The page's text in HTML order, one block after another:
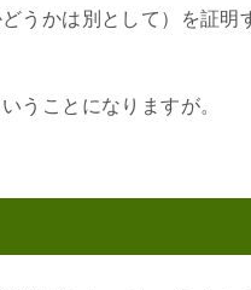
うかは別として）を証明
うことになりますが。